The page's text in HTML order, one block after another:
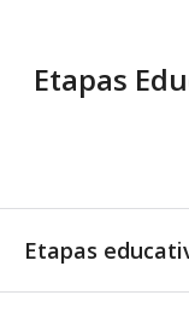
Etapas
Etapas